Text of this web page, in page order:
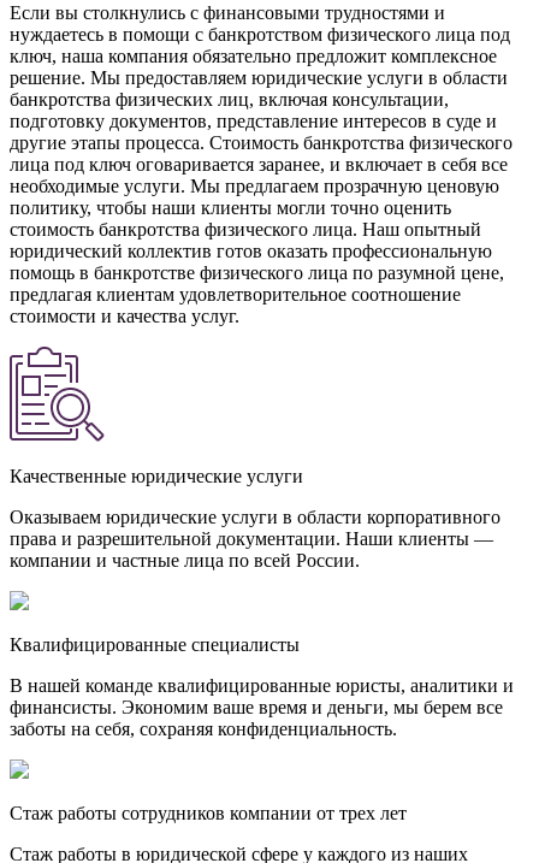
Если вы столкнулись с финансовыми трудностями и
нуждаетесь в помощи с банкротством физического лица под
ключ, наша компания обязательно предложит комплексное
решение. Мы предоставляем юридические услуги в области
банкротства физических лиц, включая консультации,
подготовку документов, представление интересов в суде и
другие этапы процесса. Стоимость банкротства физического
лица под ключ оговаривается заранее, и включает в себя все
необходимые услуги. Мы предлагаем прозрачную ценовую
политику, чтобы наши клиенты могли точно оценить
стоимость банкротства физического лица. Наш опытный
юридический коллектив готов оказать профессиональную
помощь в банкротстве физического лица по разумной цене,
предлагая клиентам удовлетворительное соотношение
стоимости и качества услуг.
Качественные юридические услуги
Оказываем юридические услуги в области корпоративного
права и разрешительной документации. Наши клиенты —
компании и частные лица по всей России.
Квалифицированные специалисты
В нашей команде квалифицированные юристы, аналитики и
финансисты. Экономим ваше время и деньги, мы берем все
заботы на себя, сохраняя конфиденциальность.
Стаж работы сотрудников компании от трех лет
Стаж работы в юридической сфере у каждого из наших